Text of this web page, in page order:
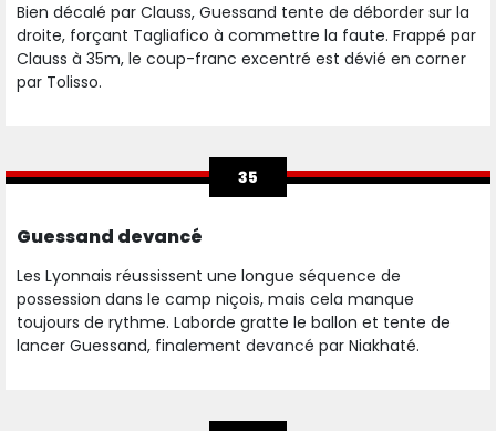
Bien décalé par Clauss, Guessand tente de déborder sur la
droite, forçant Tagliafico à commettre la faute. Frappé par
Clauss à 35m, le coup-franc excentré est dévié en corner
par Tolisso.
35
Guessand devancé
Les Lyonnais réussissent une longue séquence de
possession dans le camp niçois, mais cela manque
toujours de rythme. Laborde gratte le ballon et tente de
lancer Guessand, finalement devancé par Niakhaté.